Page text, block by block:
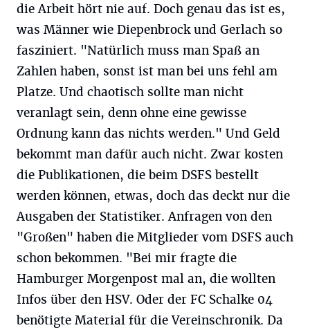
die Arbeit hört nie auf. Doch genau das ist es,
was Männer wie Diepenbrock und Gerlach so
fasziniert. "Natürlich muss man Spaß an
Zahlen haben, sonst ist man bei uns fehl am
Platze. Und chaotisch sollte man nicht
veranlagt sein, denn ohne eine gewisse
Ordnung kann das nichts werden." Und Geld
bekommt man dafür auch nicht. Zwar kosten
die Publikationen, die beim DSFS bestellt
werden können, etwas, doch das deckt nur die
Ausgaben der Statistiker. Anfragen von den
"Großen" haben die Mitglieder vom DSFS auch
schon bekommen. "Bei mir fragte die
Hamburger Morgenpost mal an, die wollten
Infos über den HSV. Oder der FC Schalke 04
benötigte Material für die Vereinschronik. Da